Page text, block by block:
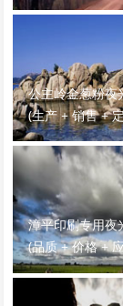
势) 2024 最全介
公主岭金葱粉夜
(生产 + 销售 +
最全攻略！
漳平印刷专用夜
(品质 + 价格 +
最全攻略！